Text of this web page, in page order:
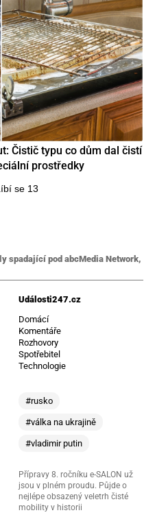
Čistič typu co dům dal čistí
prostředky
spadající pod abcMedia Network,
Události247.cz
Domácí
Komentáře
Rozhovory
Spotřebitel
Technologie
#rusko
#válka na ukrajině
#vladimir putin
Přípravy 8. ročníku e-SALON už
jsou v plném proudu. Půjde o
nejlépe obsazený veletrh čisté
mobility v historii